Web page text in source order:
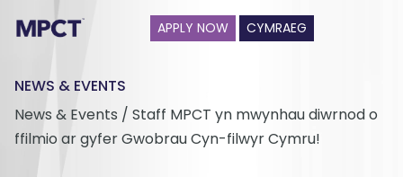
APPLY NOW CYMRAEG
NEWS & EVENTS
News & Events / Staff MPCT yn mwynhau diwrnod o
ffilmio ar gyfer Gwobrau Cyn-filwyr Cymru!